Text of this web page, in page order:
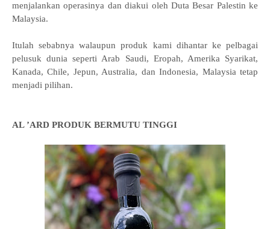
menjalankan operasinya dan diakui oleh Duta Besar Palestin ke
Malaysia.
Itulah sebabnya walaupun produk kami dihantar ke pelbagai
pelusuk dunia seperti Arab Saudi, Eropah, Amerika Syarikat,
Kanada, Chile, Jepun, Australia, dan Indonesia, Malaysia tetap
menjadi pilihan.
AL ’ARD PRODUK BERMUTU TINGGI